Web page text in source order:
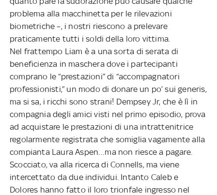
problema alla macchinetta per le rilevazioni
biometriche –, i nostri riescono a prelevare
praticamente tutti i soldi della loro vittima.
Nel frattempo Liam è a una sorta di serata di
beneficienza in maschera dove i partecipanti
comprano le “prestazioni” di “accompagnatori
professionisti,” un modo di donare un po’ sui generis,
ma si sa, i ricchi sono strani! Dempsey Jr, che è lì in
compagnia degli amici visti nel primo episodio, prova
ad acquistare le prestazioni di una intrattenitrice
regolarmente registrata che somiglia vagamente alla
compianta Laura Aspen…ma non riesce a pagare.
Scocciato, va alla ricerca di Connells, ma viene
intercettato da due individui. Intanto Caleb e
Dolores hanno fatto il loro trionfale ingresso nel